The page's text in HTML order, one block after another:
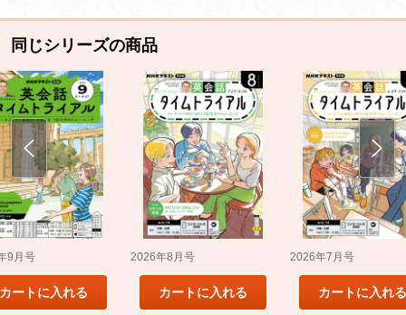
同じシリーズの商品
9月号
カートに入れる
2026年8月号
カートに入れる
2026年7月号
カートに入れる